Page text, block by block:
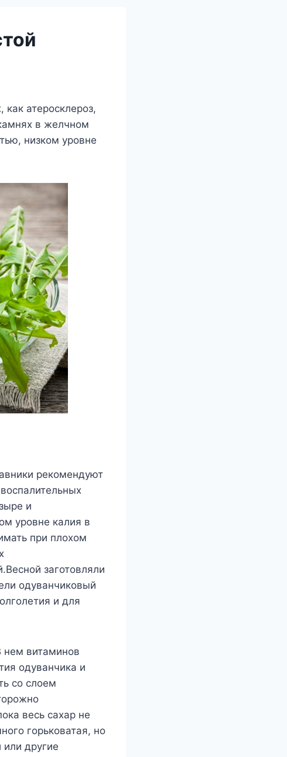
как атеросклероз,
в желчном
низком уровне
рекомендуют
и
уровне калия в
при плохом
заготовляли
одуванчиковый
и для
нем витаминов
одуванчика и
со слоем
весь сахар не
горьковатая, но
другие